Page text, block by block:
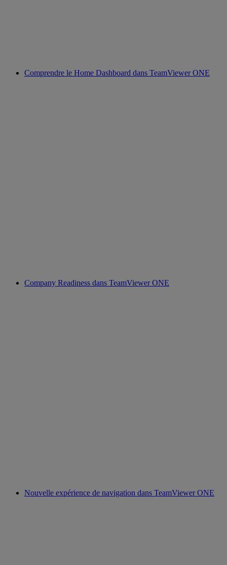
Comprendre le Home Dashboard dans TeamViewer ONE
Company Readiness dans TeamViewer ONE
Nouvelle expérience de navigation dans TeamViewer ONE